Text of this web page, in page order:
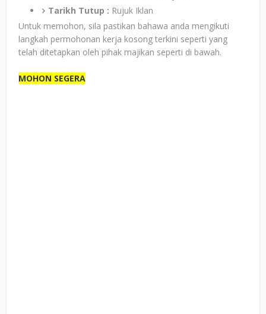
Tarikh Tutup : Rujuk Iklan
Untuk memohon, sila pastikan bahawa anda mengikuti
langkah permohonan kerja kosong terkini seperti yang
telah ditetapkan oleh pihak majikan seperti di bawah.
MOHON SEGERA